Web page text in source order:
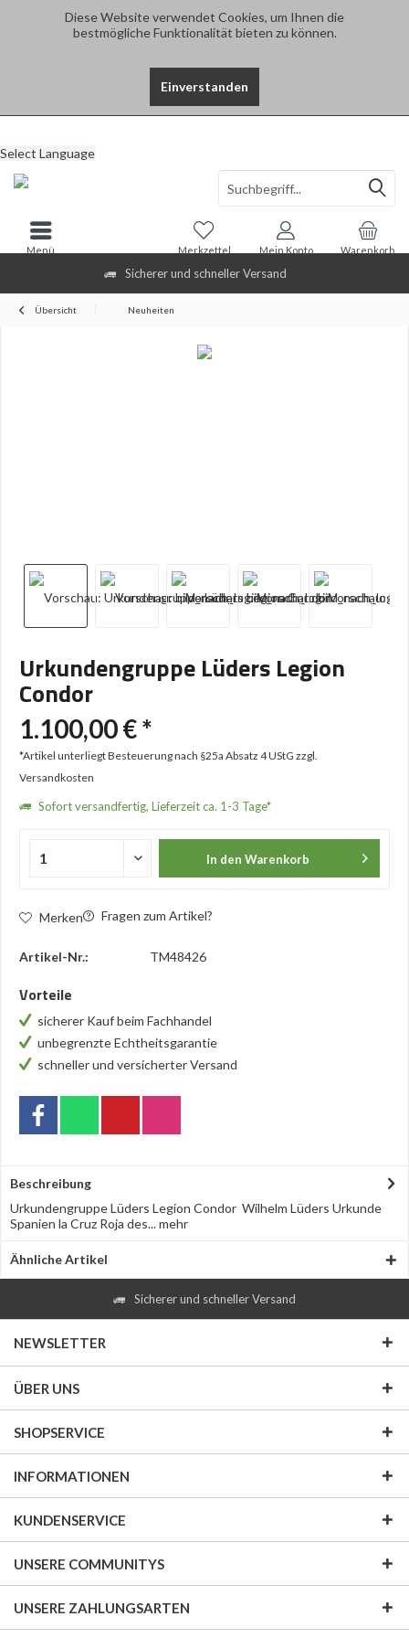
Diese Website verwendet Cookies, um Ihnen die
bestmögliche Funktionalität bieten zu können.
Einverstanden
Sicherer und schneller Versand
Select Language
Warenkorb
Merkzettel Mein Konto
Menü
Übersicht Neuheiten
Urkundengruppe Lüders Legion
Condor
1.100,00 € *
*Artikel unterliegt Besteuerung nach §25a Absatz 4 UStG zzgl.
Versandkosten
Sofort versandfertig, Lieferzeit ca. 1-3 Tage*
In den Warenkorb
Merken Fragen zum Artikel?
Artikel-Nr.: TM48426
Vorteile
sicherer Kauf beim Fachhandel
unbegrenzte Echtheitsgarantie
schneller und versicherter Versand
Beschreibung
Urkundengruppe Lüders Legion Condor Wilhelm Lüders Urkunde
Spanien la Cruz Roja des...mehr
Ähnliche Artikel
Sicherer und schneller Versand
NEWSLETTER
ÜBER UNS
SHOPSERVICE
INFORMATIONEN
KUNDENSERVICE
UNSERE COMMUNITYS
UNSERE ZAHLUNGSARTEN